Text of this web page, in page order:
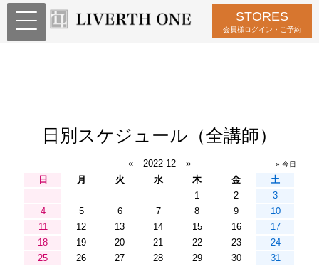
STORES
会員様ログイン・ご予約
日別スケジュール（全講師）
« 2022-12 » » 今日
日 月 火 水 木 金
土
1
2
3
4
5 6 7 8 9
10
11
12 13 14 15 16
17
18
19 20 21 22 23
24
25
26 27 28 29 30 31